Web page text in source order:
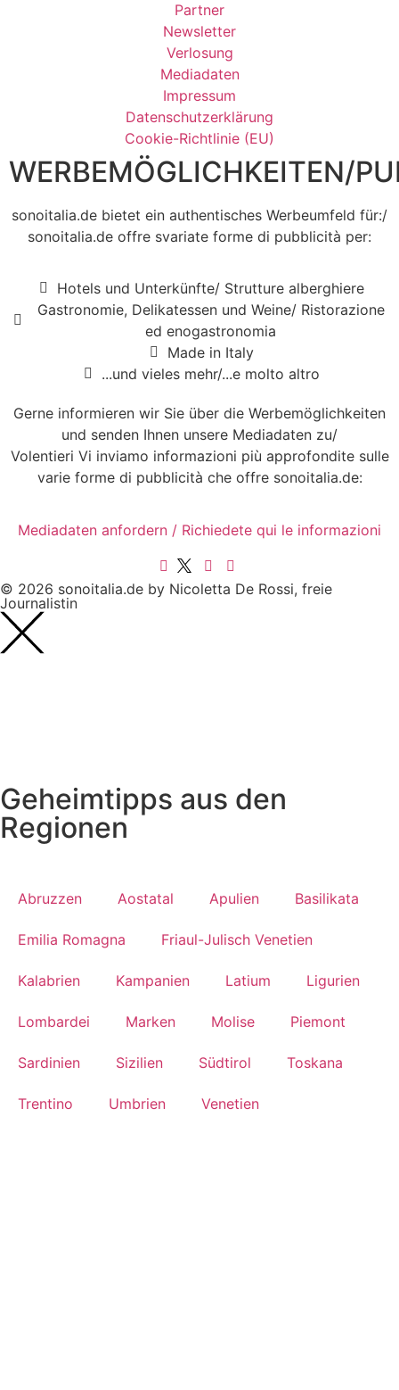
Partner
Newsletter
Verlosung
Mediadaten
Impressum
Datenschutzerklärung
Cookie-Richtlinie (EU)
WERBEMÖGLICHKEITEN/
sonoitalia.de bietet ein authentisches Werbeumfeld für:/
sonoitalia.de offre svariate forme di pubblicità per:
Hotels und Unterkünfte/ Strutture alberghiere
Gastronomie, Delikatessen und Weine/ Ristorazione
ed enogastronomia
Made in Italy
...und vieles mehr/...e molto altro
Gerne informieren wir Sie über die Werbemöglichkeiten
und senden Ihnen unsere Mediadaten zu/
Volentieri Vi inviamo informazioni più approfondite sulle
varie forme di pubblicità che offre sonoitalia.de:
Mediadaten anfordern / Richiedete qui le informazioni
© 2026 sonoitalia.de by Nicoletta De Rossi, freie
Journalistin
Geheimtipps aus den
Regionen
Abruzzen Aostatal Apulien Basilikata
Emilia Romagna Friaul-Julisch Venetien
Kalabrien Kampanien Latium Ligurien
Lombardei Marken Molise Piemont
Sardinien Sizilien Südtirol Toskana
Trentino Umbrien Venetien